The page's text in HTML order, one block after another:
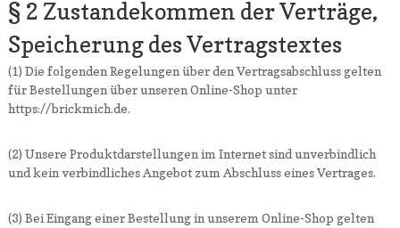
§ 2 Zustandekommen der Verträge,
Speicherung des Vertragstextes
(1) Die folgenden Regelungen über den Vertragsabschluss gelten
für Bestellungen über unseren Online-Shop unter
https://brickmich.de.
(2) Unsere Produktdarstellungen im Internet sind unverbindlich
und kein verbindliches Angebot zum Abschluss eines Vertrages.
(3) Bei Eingang einer Bestellung in unserem Online-Shop gelten